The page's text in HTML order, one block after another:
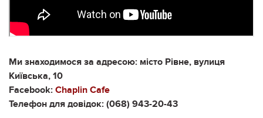
Ми знаходимося за адресою: місто Рівне, вулиця
Київська, 10
Facebook: Chaplin Cafe
Телефон для довідок: (068) 943-20-43